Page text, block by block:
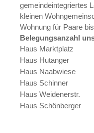
gemeindeintegriertes
kleinen
Wohnung für Paare
Belegungsanzahl
Haus Marktplatz
Haus Hutanger
Haus Naabwiese
Haus Schinner
Haus Weidenerstr.
Haus Schönberger